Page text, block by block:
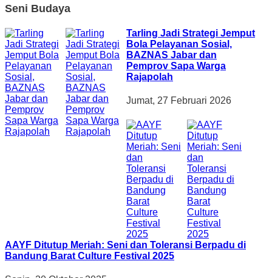
Seni Budaya
Tarling Jadi Strategi Jemput
Bola Pelayanan Sosial,
BAZNAS Jabar dan
Pemprov Sapa Warga
Rajapolah
Jumat, 27 Februari 2026
AAYF Ditutup Meriah: Seni dan Toleransi Berpadu di
Bandung Barat Culture Festival 2025